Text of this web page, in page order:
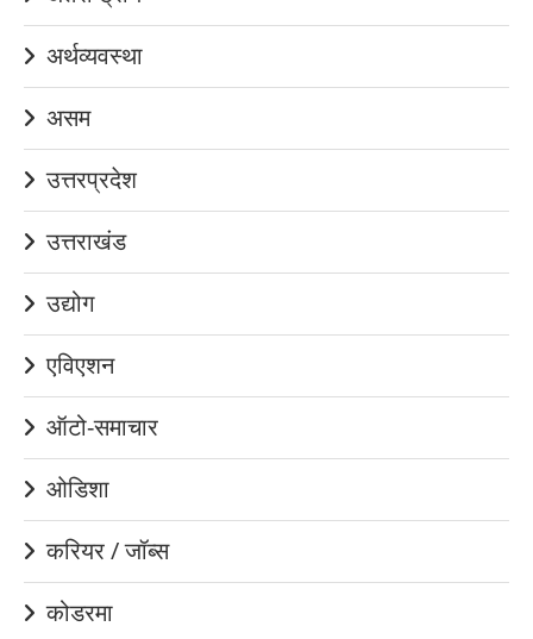
अर्थव्यवस्था
असम
उत्तरप्रदेश
उत्तराखंड
उद्योग
एविएशन
ऑटो-समाचार
ओडिशा
करियर / जॉब्स
कोडरमा